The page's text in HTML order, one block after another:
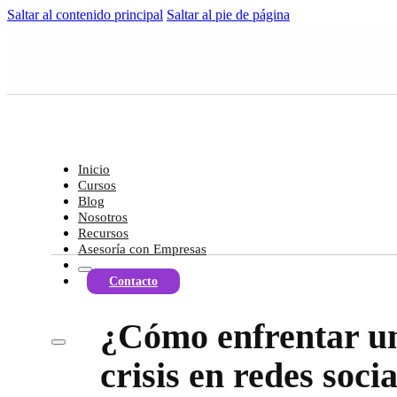
Saltar al contenido principal Saltar al pie de página
Inicio
Cursos
Blog
Nosotros
Recursos
Asesoría con Empresas
Contacto
¿Cómo enfrentar
crisis en redes